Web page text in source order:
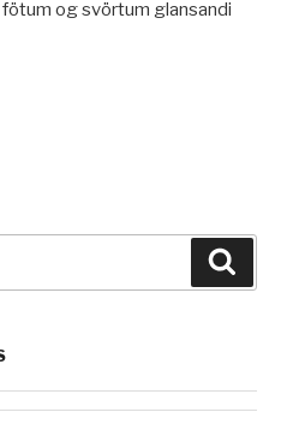
og svörtum glansandi